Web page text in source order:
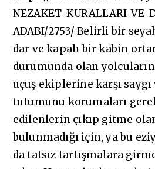
NEZAKET-KURALLARI-VE-
ADABI/2753/ Belirli bir
dar ve kapalı bir kabin
durumunda olan
uçuş ekiplerine karşı
tutumunu korumaları
edilenlerin çıkıp gitme
bulunmadığı için, ya bu
da tatsız tartışmalara